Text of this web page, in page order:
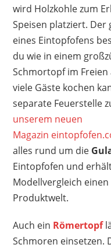
wird Holzkohle zum
Speisen platziert.
eines Eintopfofens
du wie in einem
Schmortopf im
viele Gäste kochen
separate Feuerstelle
unserem neuen
Magazin
alles rund um die
Eintopfofen und
Modellvergleich
Produktwelt.
Auch ein Römertopf
Schmoren einsetzen.